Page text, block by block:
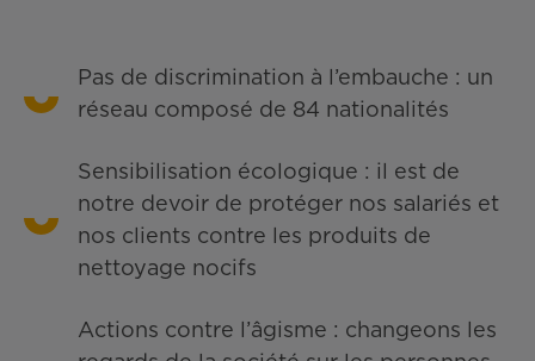
Pas de discrimination à l’embauche : un
réseau composé de 84 nationalités
Sensibilisation écologique : il est de
notre devoir de protéger nos salariés et
nos clients contre les produits de
nettoyage nocifs
Actions contre l’âgisme : changeons les